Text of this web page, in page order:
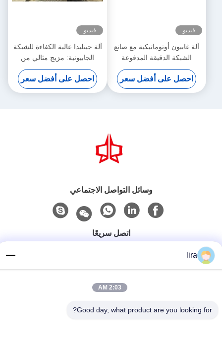
فيديو
آلة غابيون أوتوماتيكية مع صانع
الشبكة الدقيقة المدفوعة
بالسيرو 5.3m عرض أقصى
احصل على أفضل سعر
فيديو
آلة جينليدا عالية الكفاءة للشبكة
الجابيونية: مزيج مثالي من
الإنتاج السريع والنسيج الدقيق
لزيادة الإنتاجية
احصل على أفضل سعر
وسائل التواصل الاجتماعي
اتصل سريعًا
الهاتف
86-510-86385783
lira
2:03 AM
Good day, what product are you looking for?